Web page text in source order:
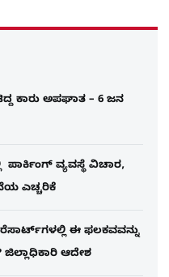
ಕಾರು ಅಪಘಾತ – 6 ಜನ
ಪಾರ್ಕಿಂಗ್​ ವ್ಯವಸ್ಥೆ ವಿಚಾರ,
ಎಚ್ಚರಿಕೆ
ಈ ಫಲಕವವನ್ನು
ಆದೇಶ